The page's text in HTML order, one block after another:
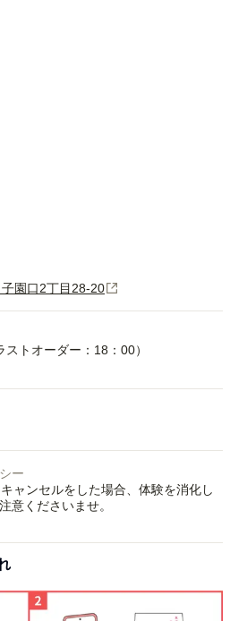
園口2丁目28‐20
トオーダー：18：00）
ー
ャンセルをした場合、体験を消化し
意くださいませ。